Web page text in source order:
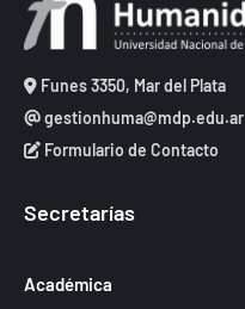
Funes 3350, Mar del Plata
gestionhuma@mdp.edu.ar
Formulario de Contacto
Secretarías
Académica